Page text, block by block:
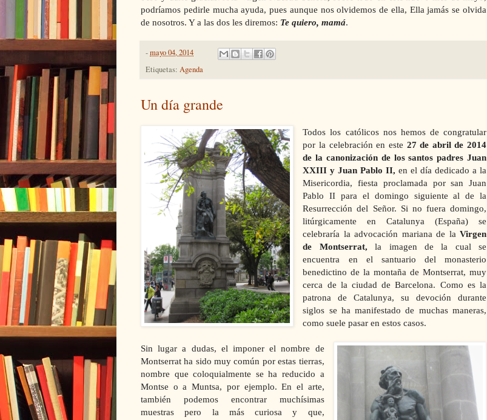
podríamos pedirle mucha ayuda, pues aunque nos olvidemos de ella, Ella jamás se olvida
de nosotros. Y a las dos les diremos: Te quiero, mamá.
-mayo 04, 2014
Etiquetas: Agenda
Un día grande
Todos los católicos nos hemos de congratular
por la celebración en este 27 de abril de 2014
de la canonización de los santos padres Juan
XXIII y Juan Pablo II, en el día dedicado a la
Misericordia, fiesta proclamada por san Juan
Pablo II para el domingo siguiente al de la
Resurrección del Señor. Si no fuera domingo,
litúrgicamente en Catalunya (España) se
celebraría la advocación mariana de la Virgen
de Montserrat, la imagen de la cual se
encuentra en el santuario del monasterio
benedictino de la montaña de Montserrat, muy
cerca de la ciudad de Barcelona. Como es la
patrona de Catalunya, su devoción durante
siglos se ha manifestado de muchas maneras,
como suele pasar en estos casos.
Sin lugar a dudas, el imponer el nombre de
Montserrat ha sido muy común por estas tierras,
nombre que coloquialmente se ha reducido a
Montse o a Muntsa, por ejemplo. En el arte,
también podemos encontrar muchísimas
muestras pero la más curiosa y que,